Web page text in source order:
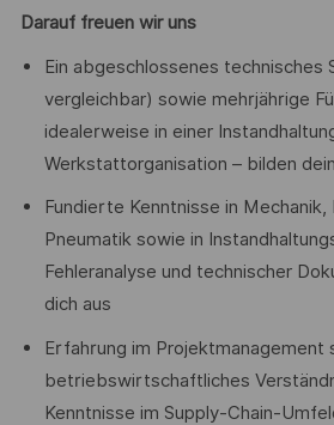
Darauf freuen wir uns
Ein abgeschlossenes technisches
vergleichbar) sowie mehrjährige
idealerweise in einer
Werkstattorganisation – bilden
Fundierte Kenntnisse in
Pneumatik sowie in
Fehleranalyse und technischer
dich aus
Erfahrung im Projektmanagement
betriebswirtschaftliches
Kenntnisse im Supply-Chain-